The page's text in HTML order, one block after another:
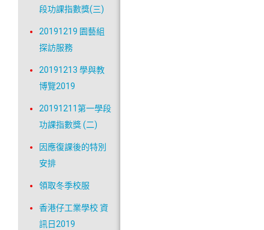
段功課指數獎(三)
20191219 園藝組
探訪服務
20191213 學與教
博覽2019
20191211第一學段
功課指數獎 (二)
因應復課後的特別
安排
領取冬季校服
香港仔工業學校 資
訊日2019